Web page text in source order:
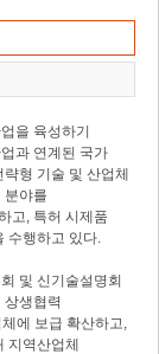
을 육성하기
과 연계된 국가
형 기술 및 산업체
분야를
고, 특허 시제품
수행하고 있다.
및 신기술설명회
상생협력
에 보급 확산하고,
지역산업체